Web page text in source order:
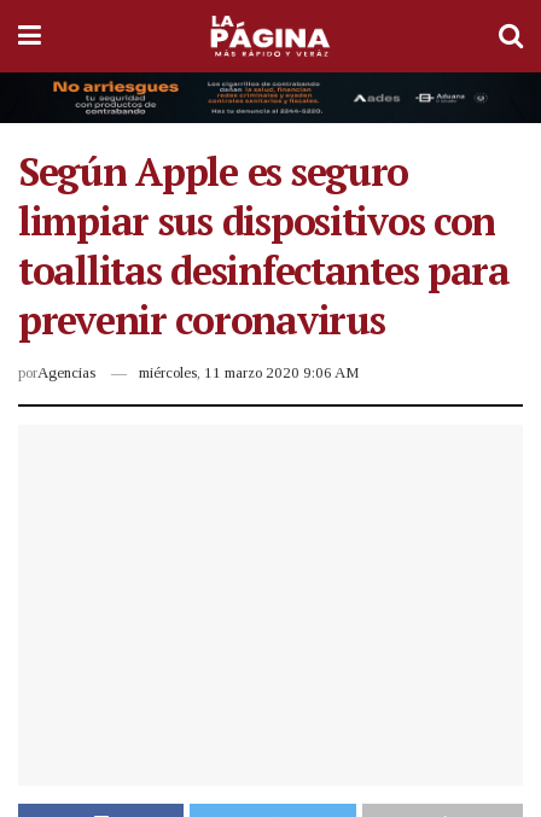
Según Apple es seguro
limpiar sus dispositivos con
toallitas desinfectantes para
prevenir coronavirus
porAgencias miércoles, 11 marzo 2020 9:06 AM